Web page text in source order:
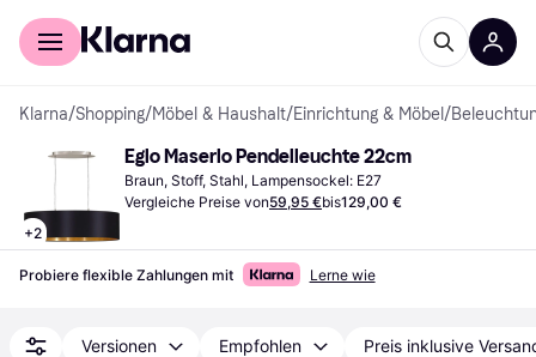
Für Shopper
Klarna/Shopping/Möbel & Haushalt/Einrichtung & Möbel /
+2
Eglo Maserlo Pendelleuchte 22cm
Braun, Stoff, Stahl, Lampensockel: E27
Vergleiche Preise von59,95 €bis129,00 €
Probiere flexible Zahlungen mit Lerne wie
Versionen Empfohlen Preis inklusive